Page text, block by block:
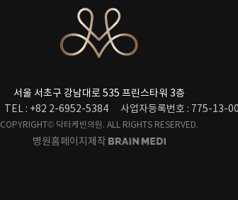
서울 서초구 강남대로 535 프린스타워 3층
TEL : +82 2-6952-5384 사업자등록번호 : 775-13-
COPYRIGHT© 닥터케빈의원. ALL RIGHTS RESERVED.
병원홈페이지제작